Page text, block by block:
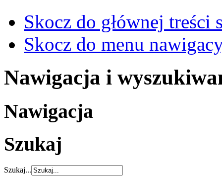
Skocz do głównej treści
Skocz do menu
Nawigacja i
Nawigacja
Szukaj
Szukaj...